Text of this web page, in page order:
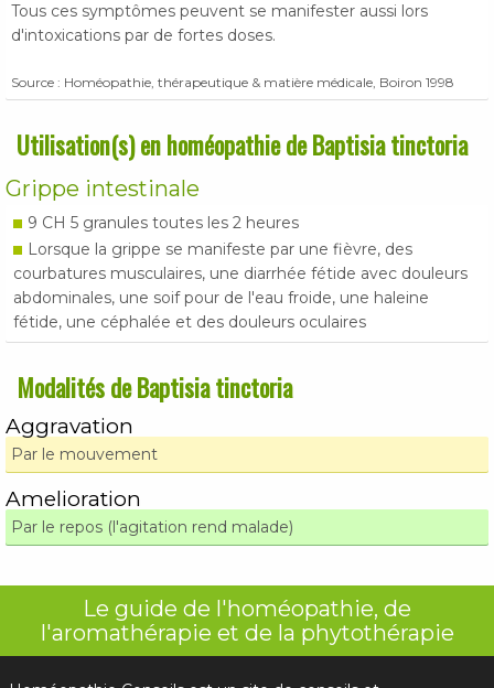
Tous ces symptômes peuvent se manifester aussi lors
d'intoxications par de fortes doses.
Source : Homéopathie, thérapeutique & matière médicale, Boiron 1998
Utilisation(s) en homéopathie de Baptisia tinctoria
Grippe intestinale
9 CH 5 granules toutes les 2 heures
Lorsque la grippe se manifeste par une fièvre, des
courbatures musculaires, une diarrhée fétide avec douleurs
abdominales, une soif pour de l'eau froide, une haleine
fétide, une céphalée et des douleurs oculaires
Modalités de Baptisia tinctoria
Aggravation
Par le mouvement
Amelioration
Par le repos (l'agitation rend malade)
Le guide de l'homéopathie, de
l'aromathérapie et de la phytothérapie